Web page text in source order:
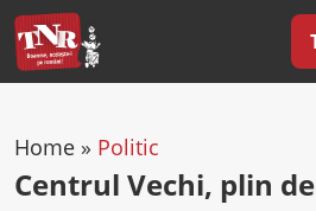
Home » Politic
Centrul Vechi, plin